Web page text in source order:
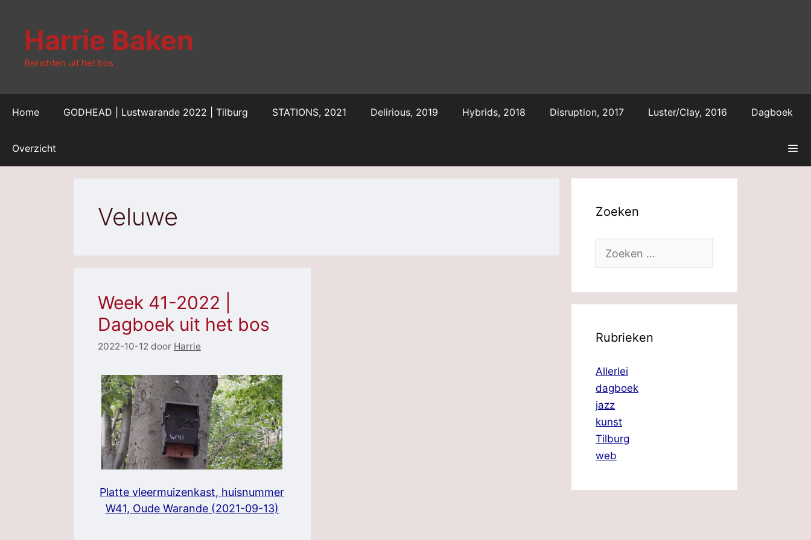
inhoudHarrie Baken
Berichten uit het bos
Home GODHEAD | Lustwarande 2022 | Tilburg STATIONS, 2021 Delirious, 2019 Hybrids, 2018 Disruption, 2017 Luster/Clay, 2016 Dagboek
Overzicht
Veluwe
Week 41-2022 |
Dagboek uit het bos
2022-10-12 door Harrie
Platte vleermuizenkast, huisnummer
W41, Oude Warande (2021-09-13)
Zoeken
naar:
Rubrieken
Allerlei
dagboek
jazz
kunst
Tilburg
web